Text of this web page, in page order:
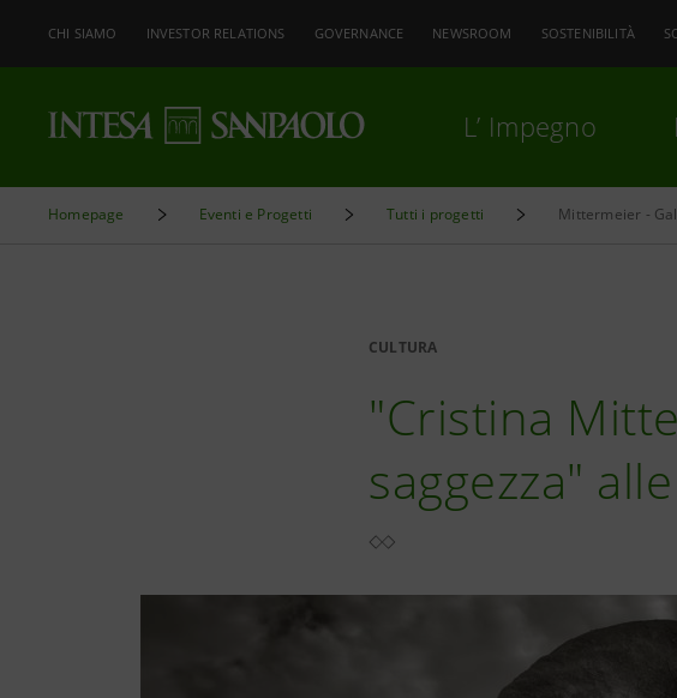
CHI SIAMO INVESTOR RELATIONS GOVERNANCE NEWSROOM SOSTENIBILITÀ
L’ Impegno
Homepage Eventi e Progetti Tutti i progetti Mittermeier -
CULTURA
"Cristina
saggezza"